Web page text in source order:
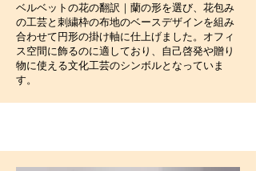
ベルベットの花の翻訳｜蘭の形を選び、花包み
の工芸と刺繍枠の布地のベースデザインを組み
合わせて円形の掛け軸に仕上げました。オフィ
ス空間に飾るのに適しており、自己啓発や贈り
物に使える文化工芸のシンボルとなっていま
す。